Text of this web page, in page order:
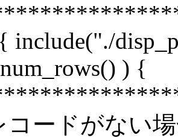
include("./
) {
コードがない